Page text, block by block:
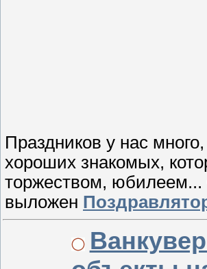
Праздников у нас
хороших знакомых,
торжеством, юбилеем...
выложен